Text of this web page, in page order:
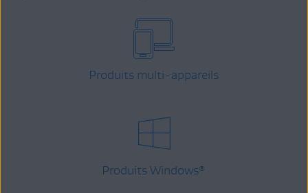
Produits multi-appareils
Produits Windows®